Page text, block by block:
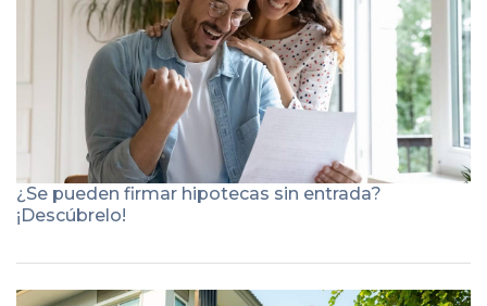
¿Se pueden firmar hipotecas sin entrada?
¡Descúbrelo!